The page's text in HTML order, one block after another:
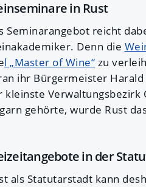
in Rust
Seminarangebot reicht
Denn die
l „Master of Wine“ zu
ihr Bürgermeister
kleinste Verwaltungsbezirk
gehörte, wurde Rust
in der
als Statutarstadt kann